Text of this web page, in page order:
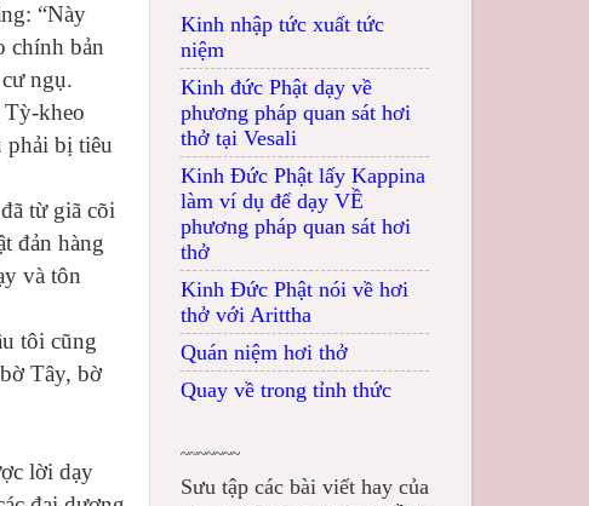
“Này
chính bản
ngụ.
Tỳ-kheo
phải bị tiêu
từ giã cõi
đản hàng
và tôn
tôi cũng
Tây, bờ
lời dạy
Kinh nhập tức xuất tức
niệm
Kinh đức Phật dạy về
phương pháp quan sát hơi
thở tại Vesali
Kinh Đức Phật lấy Kappina
làm ví dụ để dạy VỀ
phương pháp quan sát hơi
thở
Kinh Đức Phật nói về hơi
thở với Arittha
Quán niệm hơi thở
Quay về trong tỉnh thức
~~~~~~~
Sưu tập các bài viết hay của